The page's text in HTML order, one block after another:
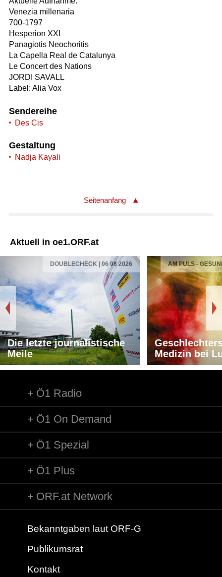
Venezia millenaria
700-1797
Hesperion XXI
Panagiotis Neochoritis
La Capella Real de Catalunya
Le Concert des Nations
JORDI SAVALL
Label: Alia Vox
Sendereihe
Des Cis
Gestaltung
Nadja Kayali
Seitenanfang
Aktuell in oe1.ORF.at
DOUBLECHECK | 06 08 2026
Die letzte journalistische
Meile
AM PULS -
Medizin bei
Ö1 Radio
Ö1 On Demand
Ö1 Spezial
Ö1 Plus
ORF.at Network
Bekanntgaben laut ORF-G
Publikumsrat
Kontakt